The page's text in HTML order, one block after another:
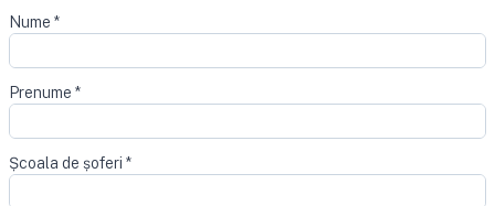
Nume *
Prenume *
Școala de șoferi *